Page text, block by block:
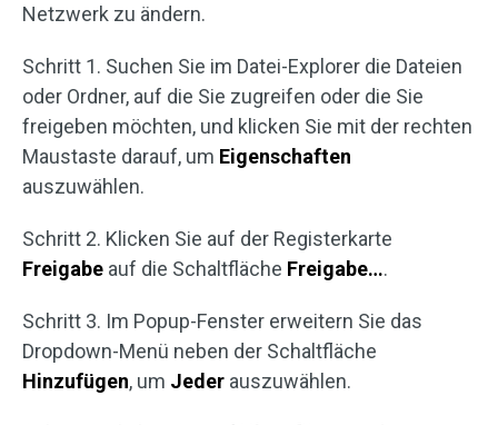
Netzwerk zu ändern.
Schritt 1. Suchen Sie im Datei-Explorer die Dateien
oder Ordner, auf die Sie zugreifen oder die Sie
freigeben möchten, und klicken Sie mit der rechten
Maustaste darauf, um Eigenschaften
auszuwählen.
Schritt 2. Klicken Sie auf der Registerkarte
Freigabe auf die Schaltfläche Freigabe….
Schritt 3. Im Popup-Fenster erweitern Sie das
Dropdown-Menü neben der Schaltfläche
Hinzufügen, um Jeder auszuwählen.